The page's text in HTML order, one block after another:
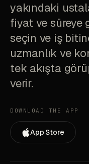
yakındaki
fiyat ve süreye
seçin ve iş
uzmanlık ve
tek akışta
verir.
DOWNLOAD THE APP
App Store